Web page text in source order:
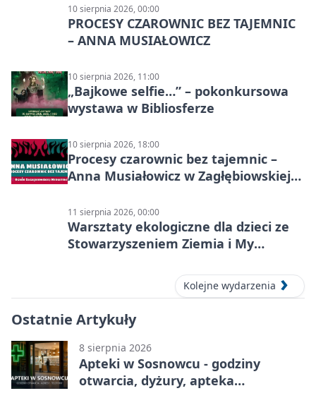
10 sierpnia 2026, 00:00
PROCESY CZAROWNIC BEZ TAJEMNIC
– ANNA MUSIAŁOWICZ
10 sierpnia 2026, 11:00
„Bajkowe selfie…” – pokonkursowa
wystawa w Bibliosferze
10 sierpnia 2026, 18:00
Procesy czarownic bez tajemnic –
Anna Musiałowicz w Zagłębiowskiej
11 sierpnia 2026, 00:00
Warsztaty ekologiczne dla dzieci ze
Stowarzyszeniem Ziemia i My
Kolejne wydarzenia
Ostatnie Artykuły
8 sierpnia 2026
Apteki w Sosnowcu - godziny
otwarcia, dyżury, apteka